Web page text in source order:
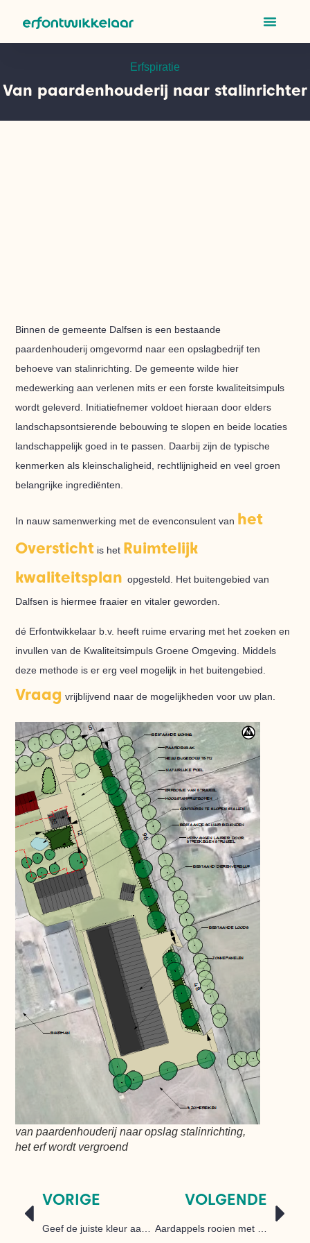
Erfspiratie
Van paardenhouderij naar stalinrichter
Binnen de gemeente Dalfsen is een bestaande
paardenhouderij omgevormd naar een opslagbedrijf ten
behoeve van stalinrichting. De gemeente wilde hier
medewerking aan verlenen mits er een forste kwaliteitsimpuls
wordt geleverd. Initiatiefnemer voldoet hieraan door elders
landschapsontsierende bebouwing te slopen en beide locaties
landschappelijk goed in te passen. Daarbij zijn de typische
kenmerken als kleinschaligheid, rechtlijnigheid en veel groen
belangrijke ingrediënten.
In nauw samenwerking met de evenconsulent van het
Oversticht is het Ruimtelijk
kwaliteitsplanopgesteld. Het buitengebied van
Dalfsen is hiermee fraaier en vitaler geworden.
dé Erfontwikkelaar b.v. heeft ruime ervaring met het zoeken en
invullen van de Kwaliteitsimpuls Groene Omgeving. Middels
deze methode is er erg veel mogelijk in het buitengebied.
Vraag vrijblijvend naar de mogelijkheden voor uw plan.
van paardenhouderij naar opslag stalinrichting,
het erf wordt vergroend
VORIGE VOLGENDE